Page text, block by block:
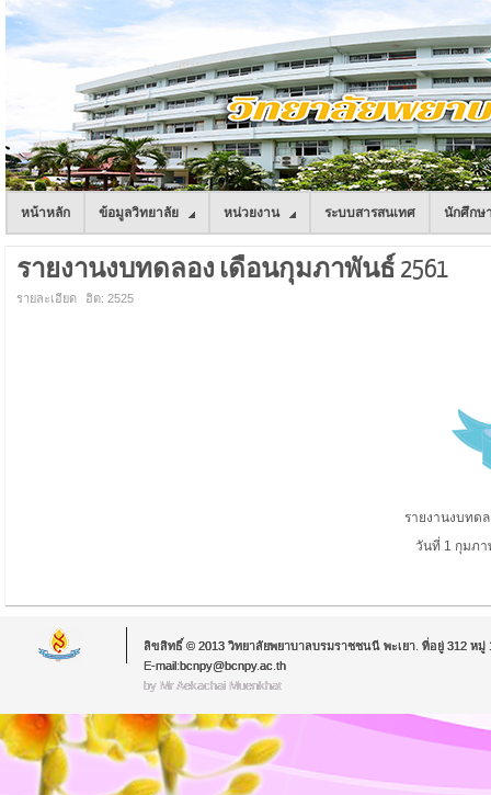
หน้าหลัก ข้อมูลวิทยาลัย หน่วยงาน ระบบสารสนเทศ นักศึกษ
รายงานงบทดลอง เดือนกุมภาพันธ์ 2561
รายละเอียด ฮิต: 2525
รายงานงบทด
วันที่ 1 กุมภา
ลิขสิทธิ์ © 2013 วิทยาลัยพยาบาลบรมราชชนนี พะเยา. ที่อยู่ 312 หมู่
E-mail:bcnpy@bcnpy.ac.th
by Mr.Aekachai Muenkhat